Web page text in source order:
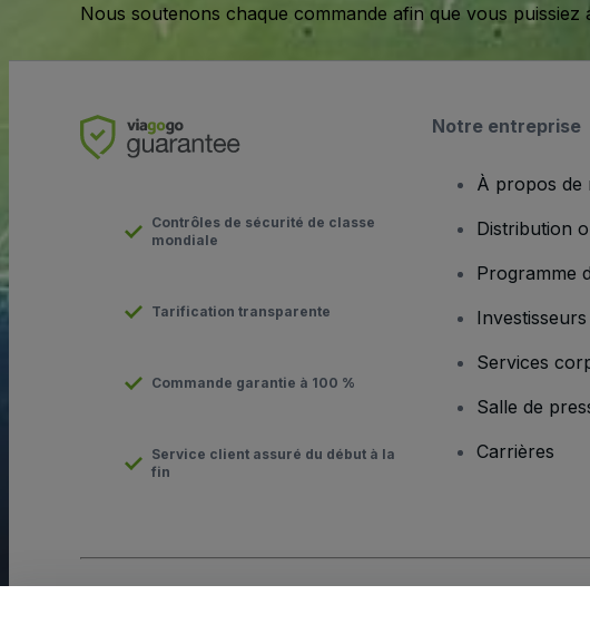
Nous soutenons chaque commande afin que vous
Contrôles de sécurité de classe
mondiale
Tarification transparente
Commande garantie à 100 %
Service client assuré du début à la
fin
Notre entreprise
À propos de
Distribution
Programme
Investisseurs
Services
Salle de
Carrières